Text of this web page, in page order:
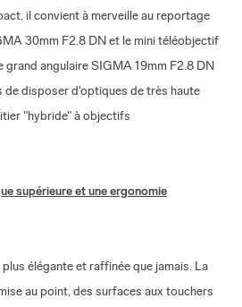
il convient à merveille au reportage
30mm F2.8 DN et le mini téléobjectif
grand angulaire SIGMA 19mm F2.8 DN
de disposer d'optiques de très haute
"hybride" à objectifs
supérieure et une ergonomie
élégante et raffinée que jamais. La
au point, des surfaces aux touchers